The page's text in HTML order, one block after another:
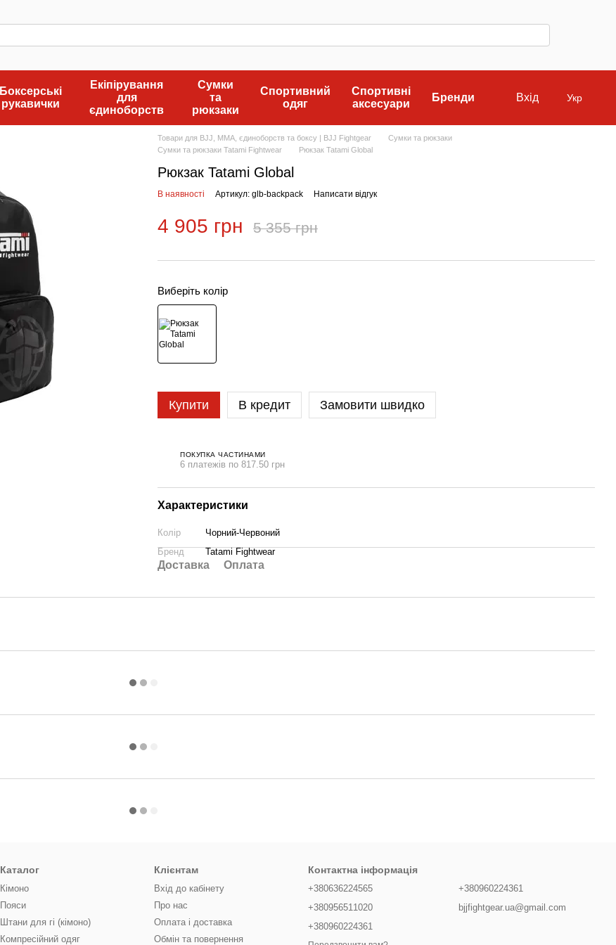
Боксерські
рукавички
Екіпірування
для
єдиноборств
Сумки
та
рюкзаки
Спортивний
одяг
Спортивні
аксесуари
Бренди Вхід Укр
Товари для BJJ, MMA, єдиноборств та боксу | BJJ Fightgear
Сумки та рюкзаки
Сумки та рюкзаки Tatami Fightwear
Рюкзак Tatami Global
Рюкзак Tatami Global
В наявності Артикул: glb-backpack Написати відгук
4 905 грн 5 355 грн
Виберіть колір
Купити В кредит Замовити швидко
ПОКУПКА ЧАСТИНАМИ
6 платежів по 817.50 грн
Характеристики
Колір
Чорний-Червоний
Бренд
Tatami Fightwear
Доставка Оплата
Каталог
Кімоно
Пояси
Штани для гі (кімоно)
Компресійний одяг
Клієнтам
Вхід до кабінету
Про нас
Оплата і доставка
Обмін та повернення
Контактна інформація
+380636224565
+380956511020
+380960224361
+380960224361
bjjfightgear.ua@gmail.com